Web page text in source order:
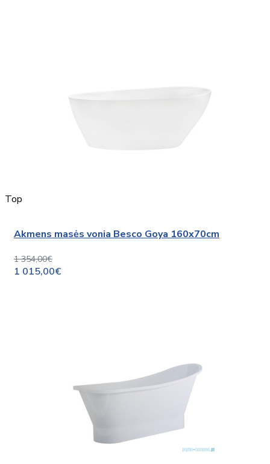
Top
Akmens masės vonia Besco Goya 160x70cm
1 354,00€
1 015,00€